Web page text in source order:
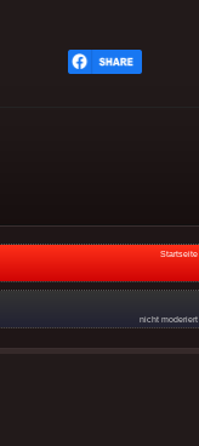
Startseite
nicht moderiert